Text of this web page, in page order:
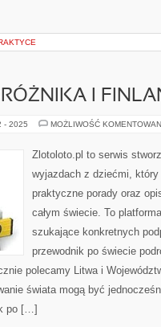
I
- 2025 MOŻLIWOŚĆ
Zlotoloto.pl to serwis
wyjazdach z dziećmi, który
praktyczne porady oraz
całym świecie. To
szukające konkretnych
przewodnik po świecie
polecamy Litwa i
świata mogą być
po […]